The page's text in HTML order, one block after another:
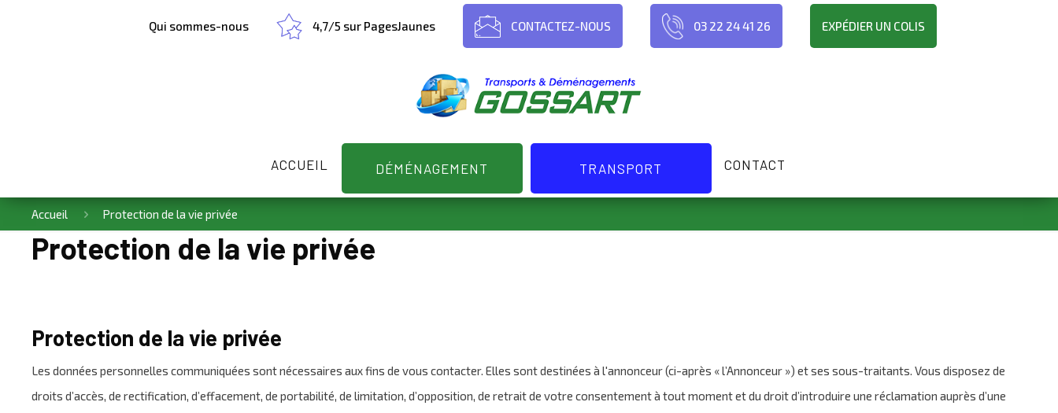
Qui sommes-nous 4,7/5 sur PagesJaunes CONTACTEZ-NOUS 03 22 24 41 26 EXPÉDIER UN COLIS
ACCUEIL DÉMÉNAGEMENT TRANSPORT CONTACT
Accueil Protection de la vie privée
Protection de la vie privée
Protection de la vie privée
Les données personnelles communiquées sont nécessaires aux fins de vous contacter. Elles sont destinées à l'annonceur (ci-après « l’Annonceur ») et ses sous-traitants. Vous disposez de
droits d’accès, de rectification, d’effacement, de portabilité, de limitation, d’opposition, de retrait de votre consentement à tout moment et du droit d’introduire une réclamation auprès d’une